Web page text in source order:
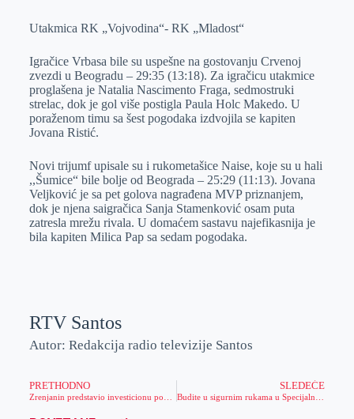
Utakmica RK „Vojvodina“- RK „Mladost“
Igračice Vrbasa bile su uspešne na gostovanju Crvenoj
zvezdi u Beogradu – 29:35 (13:18). Za igračicu utakmice
proglašena je Natalia Nascimento Fraga, sedmostruki
strelac, dok je gol više postigla Paula Holc Makedo. U
poraženom timu sa šest pogodaka izdvojila se kapiten
Jovana Ristić.
Novi trijumf upisale su i rukometašice Naise, koje su u hali
,,Šumice“ bile bolje od Beograda – 25:29 (11:13). Jovana
Veljković je sa pet golova nagrađena MVP priznanjem,
dok je njena saigračica Sanja Stamenković osam puta
zatresla mrežu rivala. U domaćem sastavu najefikasnija je
bila kapiten Milica Pap sa sedam pogodaka.
RTV Santos
Autor: Redakcija radio televizije Santos
PRETHODNO SLEDEĆE